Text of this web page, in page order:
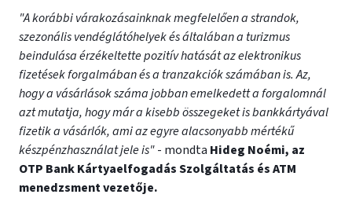
"A korábbi várakozásainknak megfelelően a strandok,
szezonális vendéglátóhelyek és általában a turizmus
beindulása érzékeltette pozitív hatását az elektronikus
fizetések forgalmában és a tranzakciók számában is. Az,
hogy a vásárlások száma jobban emelkedett a forgalomnál
azt mutatja, hogy már a kisebb összegeket is bankkártyával
fizetik a vásárlók, ami az egyre alacsonyabb mértékű
készpénzhasználat jele is"- mondta Hideg Noémi, az
OTP Bank Kártyaelfogadás Szolgáltatás és ATM
menedzsment vezetője.